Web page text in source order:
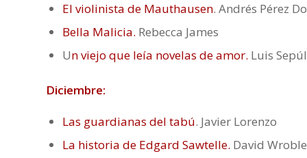
El violinista de Mauthausen. Andrés Pérez
Bella Malicia. Rebecca James
Un viejo que leía novelas de amor. Luis
Diciembre:
Las guardianas del tabú. Javier Lorenzo
La historia de Edgard Sawtelle. David